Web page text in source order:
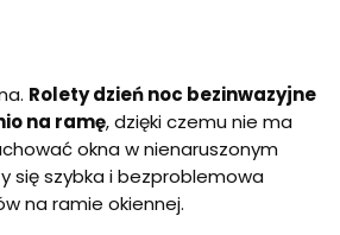
Rolety dzień noc bezinwazyjne
na ramę, dzięki czemu nie ma
okna w nienaruszonym
się szybka i bezproblemowa
na ramie okiennej.